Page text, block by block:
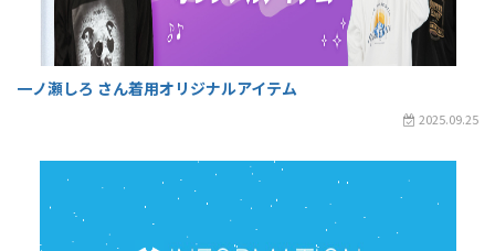
一ノ瀬しろ さん着用オリジナルアイテム
2025.09.25